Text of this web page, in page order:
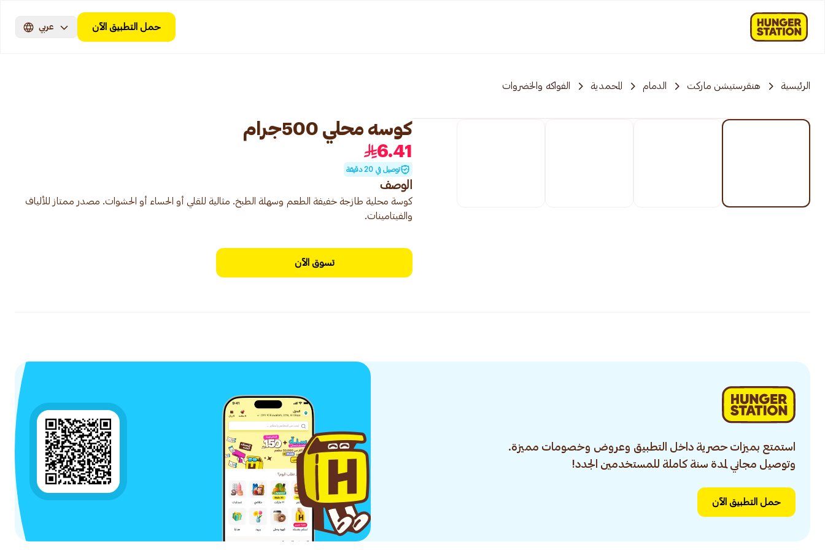
حمل التطبيق الآن عربي
الرئيسية هنقرستيشن ماركت الدمام المحمدية الفواكه والخضروات
كوسه محلي 500جرام
6.41
توصيل في 20 دقيقة
الوصف
كوسة محلية طازجة خفيفة الطعم وسهلة الطبخ. مثالية للقلي أو الحساء أو الحشوات. مصدر ممتاز للألياف
والفيتامينات.
تسوق الآن
استمتع بميزات حصرية داخل التطبيق وعروض وخصومات مميزة.
وتوصيل مجاني لمدة سنة كاملة للمستخدمين الجدد!
حمل التطبيق الآن